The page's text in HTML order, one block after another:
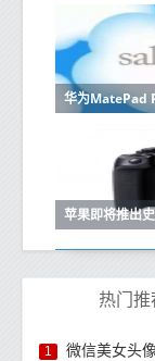
热门推
1 微信美女头像